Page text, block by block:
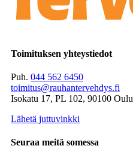
Toimituksen yhteystiedot
Puh. 044 562 6450
toimitus@rauhantervehdys.fi
Isokatu 17, PL 102, 90100 Oulu
Lähetä juttuvinkki
Seuraa meitä somessa